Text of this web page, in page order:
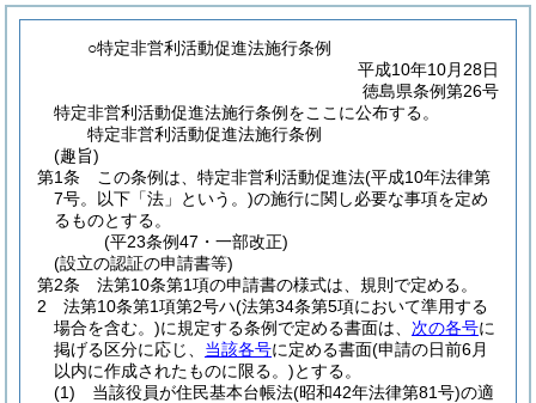
○特定非営利活動促進法施行条例
平成10年10月28日
徳島県条例第26号
特定非営利活動促進法施行条例をここに公布する。
特定非営利活動促進法施行条例
(趣旨)
第1条
この条例は、特定非営利活動促進法(平成10年法律第
7号。以下「法」という。)の施行に関し必要な事項を定め
るものとする。
(平23条例47・一部改正)
(設立の認証の申請書等)
第2条
法第10条第1項の申請書の様式は、規則で定める。
2
法第10条第1項第2号ハ(法第34条第5項において準用する
場合を含む。)に規定する条例で定める書面は、 次の各号に
掲げる区分に応じ、 当該各号に定める書面(申請の日前6月
以内に作成されたものに限る。)とする。
(1)
当該役員が住民基本台帳法(昭和42年法律第81号)の適